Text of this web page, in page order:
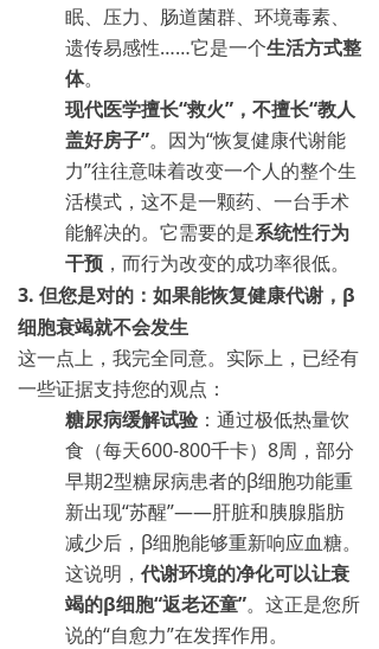
眠、压力、肠道菌群、环境毒素、
遗传易感性……它是一个生活方式整
体。
现代医学擅长“救火”，不擅长“教人
盖好房子”。因为“恢复健康代谢能
力”往往意味着改变一个人的整个生
活模式，这不是一颗药、一台手术
能解决的。它需要的是系统性行为
干预 ，而行为改变的成功率很低。
3. 但您是对的：如果能恢复健康代谢，β
细胞衰竭就不会发生
这一点上，我完全同意。实际上，已经有
一些证据支持您的观点：
糖尿病缓解试验 ：通过极低热量饮
食（每天600-800千卡）8周，部分
早期2型糖尿病患者的β细胞功能重
新出现“苏醒”——肝脏和胰腺脂肪
减少后，β细胞能够重新响应血糖。
这说明， 代谢环境的净化可以让衰
竭的β细胞“返老还童”。这正是您所
说的“自愈力”在发挥作用。